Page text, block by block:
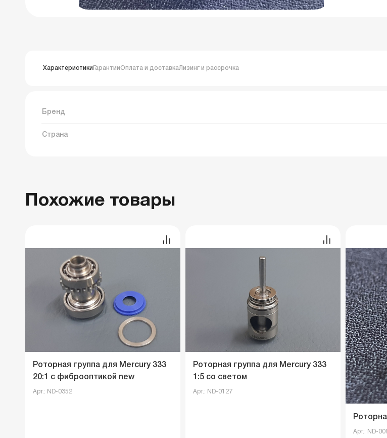
Характеристики ГарантииОплата и доставкаЛизинг и рассрочка
Бренд
Страна
Похожие товары
Роторная группа для Mercury 333
20:1 с фиброоптикой new
Арт.: ND-0352
Роторная группа для Mercury 333
1:5 со светом
Арт.: ND-0127
Арт.: ND-